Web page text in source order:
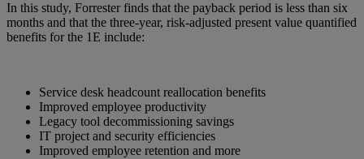
In this study, Forrester finds that the payback period is less than six
months and that the three-year, risk-adjusted present value quantified
benefits for the 1E include:
Service desk headcount reallocation benefits
Improved employee productivity
Legacy tool decommissioning savings
IT project and security efficiencies
Improved employee retention and more